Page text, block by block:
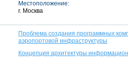
Местоположение:
г. Москва
Проблема создания программных
аэропортовой инфраструктуры
Концепция архитектуры